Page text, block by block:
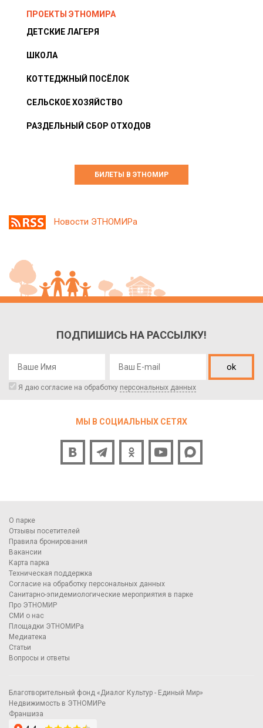
ПРОЕКТЫ ЭТНОМИРА
ДЕТСКИЕ ЛАГЕРЯ
ШКОЛА
КОТТЕДЖНЫЙ ПОСЁЛОК
СЕЛЬСКОЕ ХОЗЯЙСТВО
РАЗДЕЛЬНЫЙ СБОР ОТХОДОВ
БИЛЕТЫ В ЭТНОМИР
Новости ЭТНОМИРа
ПОДПИШИСЬ НА РАССЫЛКУ!
ok
Я даю согласие на обработку персональных данных
МЫ В СОЦИАЛЬНЫХ СЕТЯХ
О парке
Отзывы посетителей
Правила бронирования
Вакансии
Карта парка
Техническая поддержка
Согласие на обработку персональных данных
Санитарно-эпидемиологические мероприятия в парке
Про ЭТНОМИР
СМИ о нас
Площадки ЭТНОМИРа
Медиатека
Статьи
Вопросы и ответы
Благотворительный фонд «Диалог Культур - Единый Мир»
Недвижимость в ЭТНОМИРе
Франшиза